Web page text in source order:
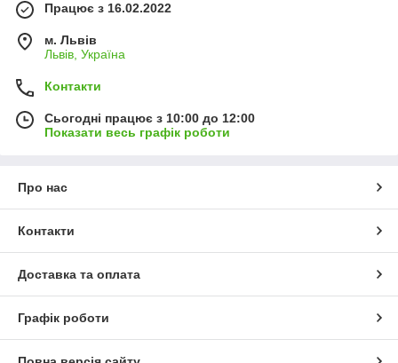
Працює з 16.02.2022
м. Львів
Львів, Україна
Контакти
Сьогодні працює з 10:00 до 12:00
Показати весь графік роботи
Про нас
Контакти
Доставка та оплата
Графік роботи